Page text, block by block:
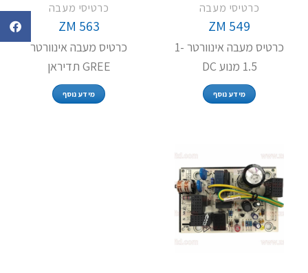
כרטיסי מעבה
ZM 549
כרטיס מעבה אינוורטר 1-
1.5 מנוע DC
מידע נוסף
כרטיסי מעבה
ZM 563
כרטיס מעבה אינוורטר
GREE תדיראן
מידע נוסף